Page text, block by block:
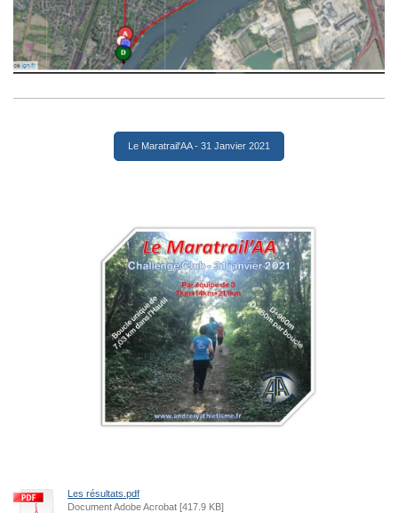
Le Maratrail'AA - 31 Janvier 2021
Les résultats.pdf
Document Adobe Acrobat [417.9 KB]